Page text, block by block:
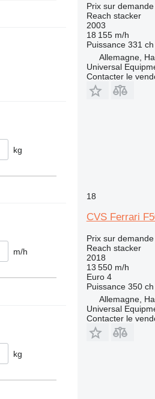
kg
m/h
kg
Prix sur demande
Reach stacker
2003
18 155 m/h
Puissance 331
Allemagne,
Universal
Contacter le
18
CVS Ferrari
Prix sur demande
Reach stacker
2018
13 550 m/h
Euro 4
Puissance 350
Allemagne,
Universal
Contacter le